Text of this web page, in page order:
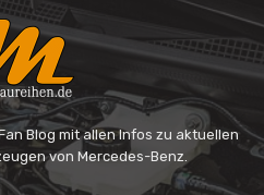
Blog mit allen Infos zu aktuellen
von Mercedes-Benz.